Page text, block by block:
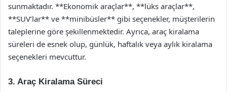
sunmaktadır. **Ekonomik araçlar**, **lüks araçlar**,
**SUV’lar** ve **minibüsler** gibi seçenekler, müşterilerin
taleplerine göre şekillenmektedir. Ayrıca, araç kiralama
süreleri de esnek olup, günlük, haftalık veya aylık kiralama
seçenekleri mevcuttur.
3. Araç Kiralama Süreci